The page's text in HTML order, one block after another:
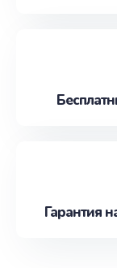
Гарантия